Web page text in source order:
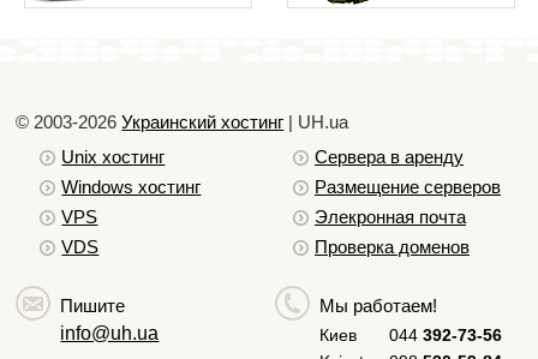
© 2003-2026Украинский хостинг | UH.ua
Unix хостинг
Windows хостинг
VPS
VDS
Сервера в аренду
Размещение серверов
Элекронная почта
Проверка доменов
Пишите
info@uh.ua
Мы работаем!
Киев 044 392-73-56